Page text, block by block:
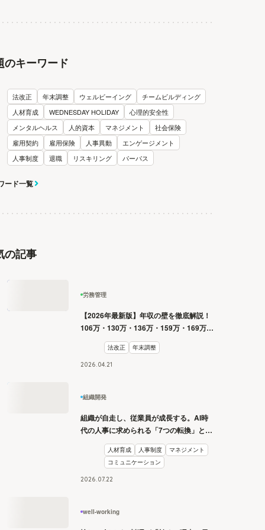
のキーワード
法改正 年末調整 ウェルビーイング
チームビルディング
人材育成
WEDNESDAY HOLIDAY
心理的安全性
メンタルヘルス
人的資本 マネジメント
社会保険
雇用契約
雇用保険 人事異動
エンゲージメント
人事制度
退職 リスキリング パーパス
ード一覧
の記事
労務管理
【2026年最新版】年収の壁を徹底解説！
106万・130万・136万・159万・169万・
178万・180万の壁とは？
法改正 年末調整
2026.04.21
組織開発
組織が自走し、従業員が成長する。AI時
代の人事に求められる「7つの転換」と
人材育成 人事制度
マネジメント
コミュニケーション
2026.07.22
well-working